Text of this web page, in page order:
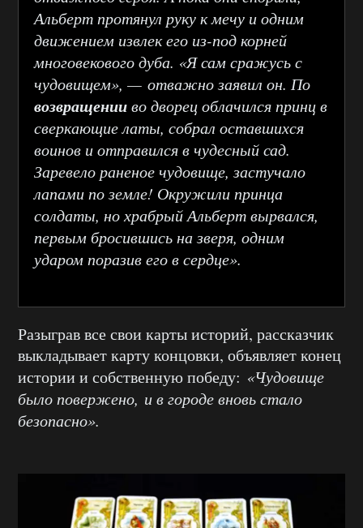
Альберт протянул руку к мечу и одним
движением извлек его из-под корней
многовекового дуба. «Я сам сражусь с
чудовищем», — отважно заявил он. По
возвращенииво дворец облачился принц в
сверкающие латы, собрал оставшихся
воинов и отправился в чудесный сад.
Заревело раненое чудовище, застучало
лапами по земле! Окружили принца
солдаты, но храбрый Альберт вырвался,
первым бросившись на зверя, одним
ударом поразив его в сердце».
Разыграв все свои карты историй, рассказчик
выкладывает карту концовки, объявляет конец
истории и собственную победу: «Чудовище
было повержено, и в городе вновь стало
безопасно».